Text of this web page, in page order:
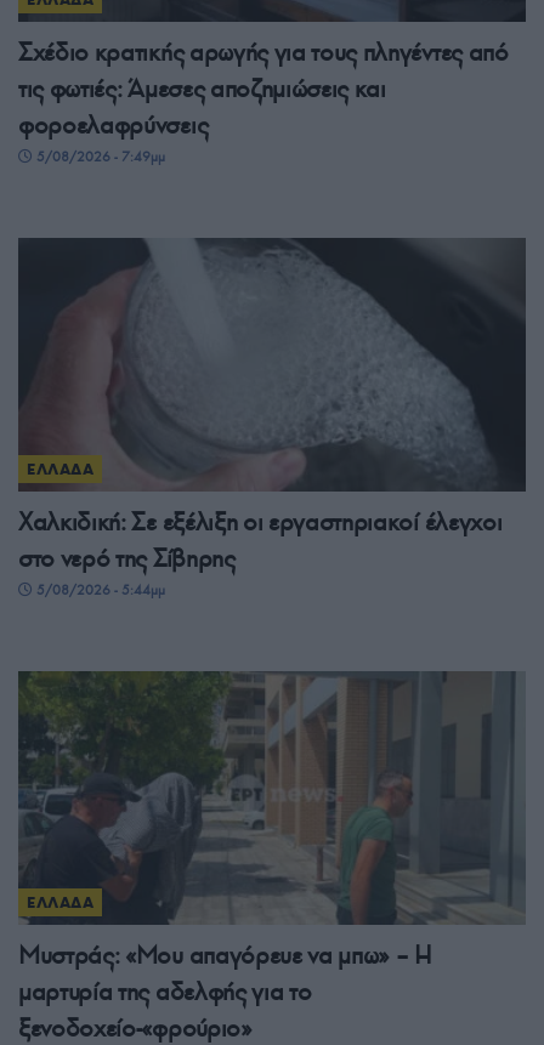
Σχέδιο κρατικής αρωγής για τους πληγέντες από
τις φωτιές: Άμεσες αποζημιώσεις και
φοροελαφρύνσεις
5/08/2026 - 7:49μμ
ΕΛΛΑΔΑ
Χαλκιδική: Σε εξέλιξη οι εργαστηριακοί έλεγχοι
στο νερό της Σίβηρης
5/08/2026 - 5:44μμ
ΕΛΛΑΔΑ
Μυστράς: «Μου απαγόρευε να μπω» – Η
μαρτυρία της αδελφής για το
ξενοδοχείο-«φρούριο»